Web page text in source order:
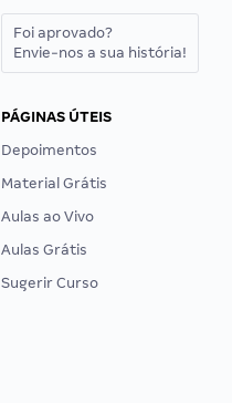
Foi aprovado?
Envie-nos a sua história!
PÁGINAS ÚTEIS
Depoimentos
Material Grátis
Aulas ao Vivo
Aulas Grátis
Sugerir Curso